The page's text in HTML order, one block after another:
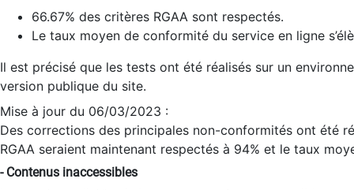
66.67% des critères RGAA sont respectés.
Le taux moyen de conformité du service en ligne
Il est précisé que les tests ont été réalisés sur un
version publique du site.
Mise à jour du 06/03/2023 :
Des corrections des principales non-conformités ont été
RGAA seraient maintenant respectés à 94% et le taux
- Contenus inaccessibles